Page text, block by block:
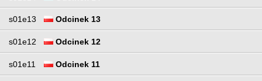
s01e13 Odcinek 13
s01e12 Odcinek 12
s01e11 Odcinek 11